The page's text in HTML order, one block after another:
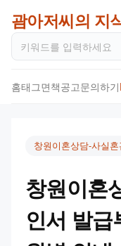
괌아저씨의 지
홈태그면책공고문의하기
창원이혼상담-사실
창원이혼
인서 발급